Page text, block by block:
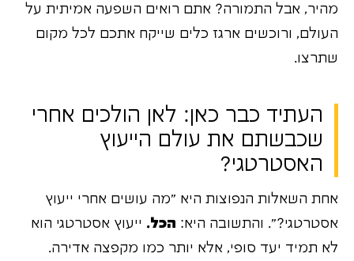
מהיר, אבל התמורה? אתם רואים השפעה אמיתית על
העולם, ורוכשים ארגז כלים שייקח אתכם לכל מקום
שתרצו.
העתיד כבר כאן: לאן הולכים אחרי
שכבשתם את עולם הייעוץ
האסטרטגי?
אחת השאלות הנפוצות היא "מה עושים אחרי ייעוץ
אסטרטגי?". והתשובה היא: הכל. ייעוץ אסטרטגי הוא
לא תמיד יעד סופי, אלא יותר כמו מקפצה אדירה.